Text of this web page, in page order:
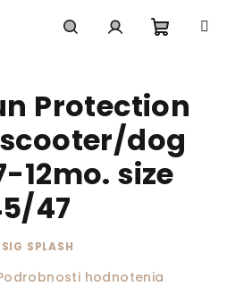
Protection
dog
12mo. size
47
SPLASH
produktu je 0,0 z 5
hodnotenia